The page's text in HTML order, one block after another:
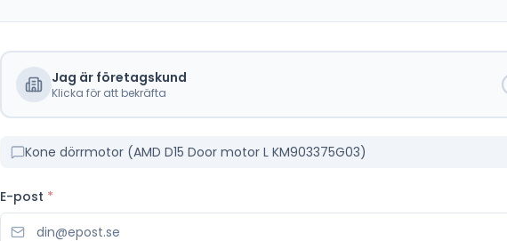
Jag är företagskund
Klicka för att bekräfta
Kone dörrmotor (AMD D15 Door motor L KM903375G03)
E-post *